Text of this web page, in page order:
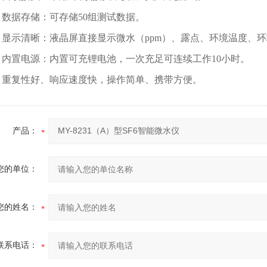
存储：可存储50组测试数据。
清晰：液晶屏直接显示微水（ppm）、露点、环境温度、环
电源：内置可充锂电池，一次充足可连续工作10小时。
性好、响应速度快，操作简单、携带方便。
产品：
的单位：
的姓名：
系电话：